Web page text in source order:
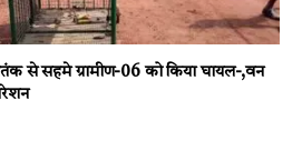
से सहमे ग्रामीण-06 को किया घायल-,वन